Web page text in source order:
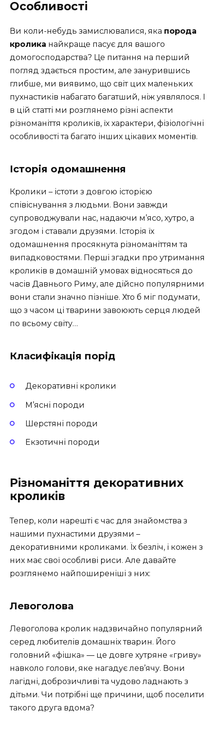
Особливості
Ви коли-небудь замислювалися, яка порода
кролика найкраще пасує для вашого
домогосподарства? Це питання на перший
погляд здається простим, але занурившись
глибше, ми виявимо, що світ цих маленьких
пухнастиків набагато багатший, ніж уявлялося. І
в цій статті ми розглянемо різні аспекти
різноманіття кроликів, їх характери, фізіологічні
особливості та багато інших цікавих моментів.
Історія одомашнення
Кролики – істоти з довгою історією
співіснування з людьми. Вони завжди
супроводжували нас, надаючи м’ясо, хутро, а
згодом і ставали друзями. Історія їх
одомашнення просякнута різноманіттям та
випадковостями. Перші згадки про утримання
кроликів в домашній умовах відносяться до
часів Давнього Риму, але дійсно популярними
вони стали значно пізніше. Хто б міг подумати,
що з часом ці тварини завоюють серця людей
по всьому світу…
Класифікація порід
Декоративні кролики
М’ясні породи
Шерстяні породи
Екзотичні породи
Різноманіття декоративних
кроликів
Тепер, коли нарешті є час для знайомства з
нашими пухнастими друзями –
декоративними кроликами. Їх безліч, і кожен з
них має свої особливі риси. Але давайте
розглянемо найпоширеніші з них:
Левоголова
Левоголова кролик надзвичайно популярний
серед любителів домашніх тварин. Його
головний «фішка» — це довге хутряне «гриву»
навколо голови, яке нагадує лев’ячу. Вони
лагідні, доброзичливі та чудово ладнають з
дітьми. Чи потрібні ще причини, щоб поселити
такого друга вдома?